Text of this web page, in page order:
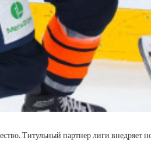
Титульный партнер лиги внедряет